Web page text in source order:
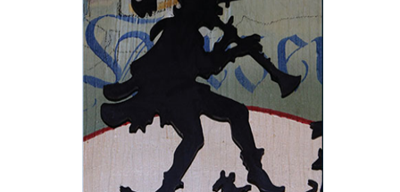
הנחת אתר ספר מודפס
$35
$32